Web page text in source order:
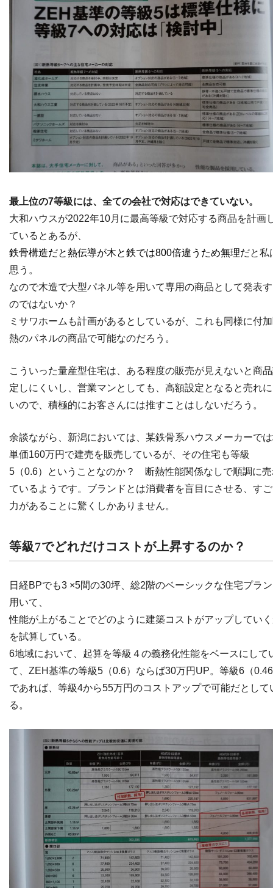
最上位の7等級には、全ての会社で対応はできていない。
大和ハウスが2022年10月に最高等級で対応する商品を計画
ているとあるが、
鉄骨構造だと熱伝導が木と鉄では800倍違うため無理だと私
思う。
なので木造で大型パネル等を用いて専用の商品として発表
のではないか？
ミサワホームも計画があるとしているが、これも同様に付
熱のパネルの商品で可能なのだろう。
こういった量産型住宅は、ある程度の販売が見えないと商
定しにくいし、営業マンとしても、高額設定となると売れ
いので、積極的にお客さんには推すことはしないだろう。
余談ながら、新潟においては、某鉄骨系ハウスメーカーで
単価160万円で建売を販売しているが、その住宅も等級
5（0.6）ということなのか？ 断熱性能関係なしで順調に
ているようです。ブランドとは消費者を盲目にさせる、す
力があることに驚くしかありません。
等級7でどれだけコストが上昇するのか？
日経BPでも3 ×5間の30坪、総2階のベーシックな住宅プラ
用いて、
性能が上がることでどのように建築コストがアップしてい
を試算している。
6地域において、起算を等級４の義務化性能をベースにして
て、ZEH基準の等級5（0.6）ならば30万円UP。等級6（
であれば、等級4から55万円のコストアップで可能だとして
る。